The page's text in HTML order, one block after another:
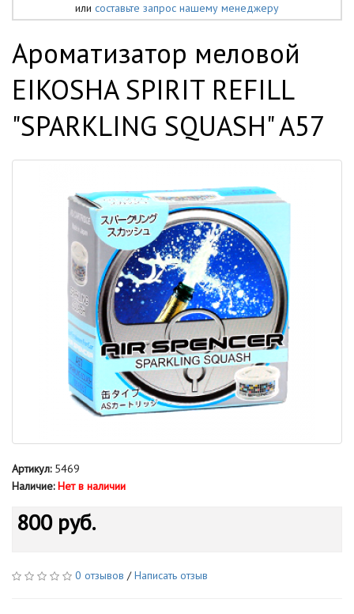
или составьте запрос нашему менеджеру
Ароматизатор меловой
EIKOSHA SPIRIT REFILL
"SPARKLING SQUASH" A57
Артикул:5469
Наличие: Нет в наличии
800 руб.
0 отзывов /Написать отзыв